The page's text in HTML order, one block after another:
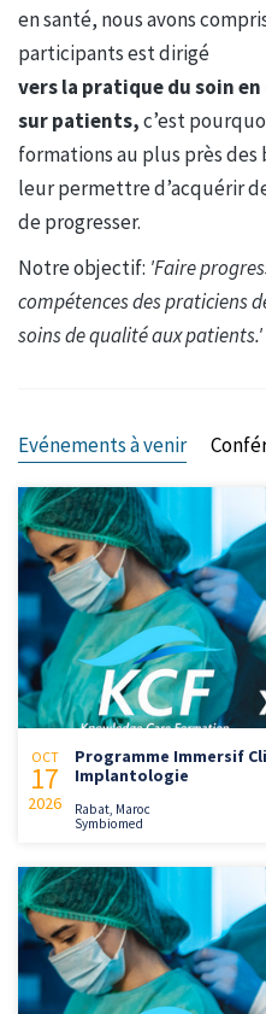
en santé, nous avons
participants est dirigé
vers la pratique du soin
sur patients,c’est
formations au plus près
leur permettre d’acquérir
de progresser.
Notre objectif: 'Faire
compétences des praticiens
soins de qualité aux patients.'
Evénements à venir
OCT
17
2026
Programme Immersif
Implantologie
Rabat, Maroc
Symbiomed